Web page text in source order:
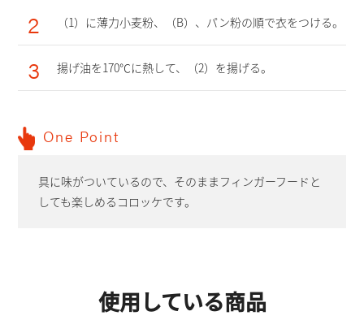
2 （1）に薄力小麦粉、（B）、パン粉の順で衣をつける。
3 揚げ油を170℃に熱して、（2）を揚げる。
One Point
具に味がついているので、そのままフィンガーフードと
しても楽しめるコロッケです。
使用している商品